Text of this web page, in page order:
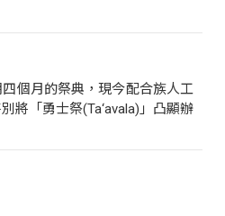
個月的祭典，現今配合族人工
將「勇士祭(Ta‘avala)」凸顯辦